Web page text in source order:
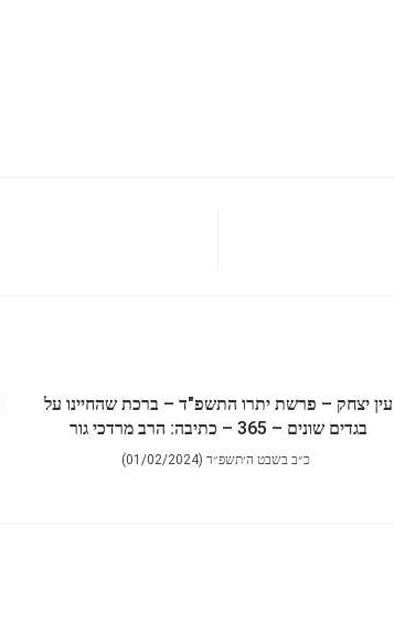
עין יצחק – פרשת יתרו התשפ"ד – ברכת שהחיינו על
בגדים שונים – 365 – כתיבה: הרב מרדכי גור
כ״ב בשבט ה׳תשפ״ד (01/02/2024)